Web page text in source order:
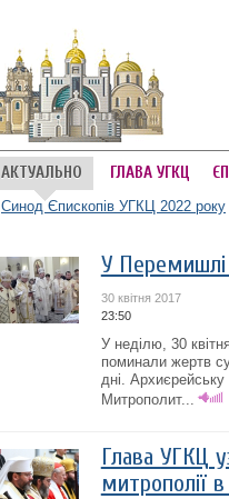
АКТУАЛЬНО ГЛАВА УГКЦ
Синод Єпископів УГКЦ 2022 року
У Перемишлі
30 квітня 2017
23:50
У неділю, 30
поминали жертв
дні.
Митрополит...
Глава УГКЦ
митрополії